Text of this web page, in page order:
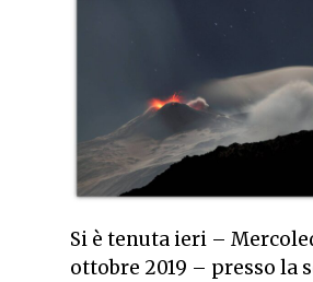
Si è tenuta ieri –
ottobre 2019 – presso la